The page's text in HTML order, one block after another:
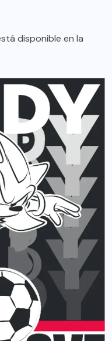
disponible en la